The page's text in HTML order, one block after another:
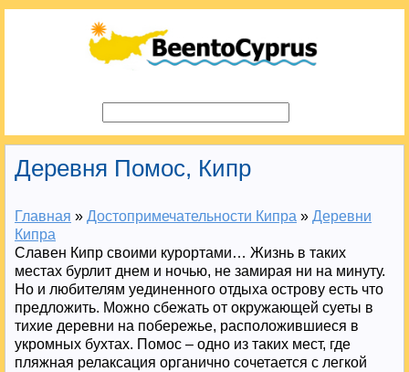
Деревня Помос, Кипр
Главная » Достопримечательности Кипра » Деревни
Кипра
Славен Кипр своими курортами… Жизнь в таких
местах бурлит днем и ночью, не замирая ни на минуту.
Но и любителям уединенного отдыха острову есть что
предложить. Можно сбежать от окружающей суеты в
тихие деревни на побережье, расположившиеся в
укромных бухтах. Помос – одно из таких мест, где
пляжная релаксация органично сочетается с легкой